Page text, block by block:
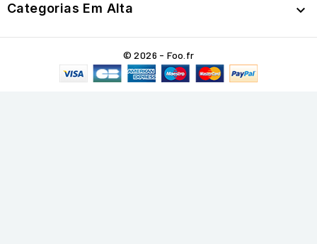
Categorias Em Alta 
© 2026 - Foo.fr